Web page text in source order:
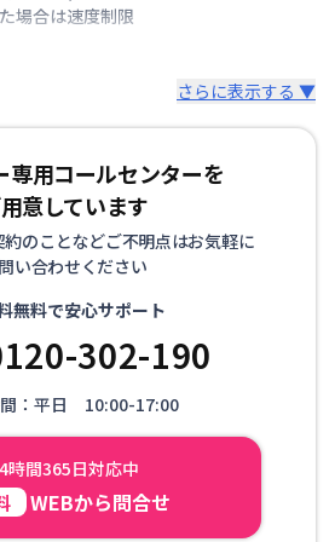
場合は速度制限
さらに表示する ▼
専用コールセンターを
意しています
約のことなどご不明点はお気軽に
い合わせください
無料で安心サポート
302-190
：平日 10:00-17:00
時間365日対応中
WEBから問合せ